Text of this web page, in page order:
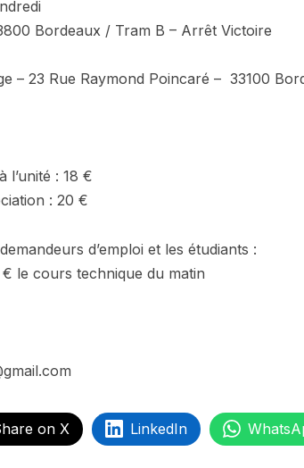
Bordeaux / Tram B – Arrêt Victoire
– 23 Rue Raymond Poincaré – 33100
l’unité : 18 €
: 20 €
d’emploi et les étudiants :
le cours technique du matin
on X LinkedIn